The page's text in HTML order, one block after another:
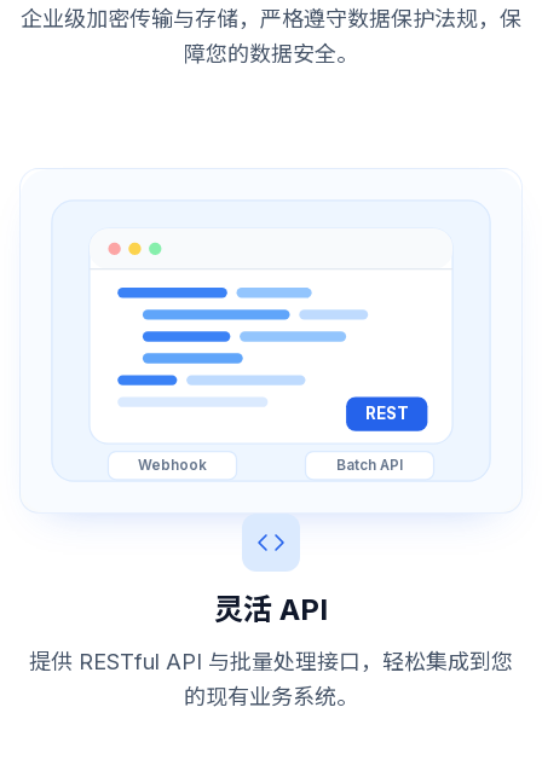
企业级加密传输与存储，严格遵守数据保护法规，保
障您的数据安全。
REST
Webhook Batch API
灵活 API
提供 RESTful API 与批量处理接口，轻松集成到您
的现有业务系统。